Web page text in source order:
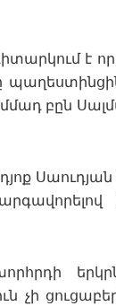
է
բըն
չի